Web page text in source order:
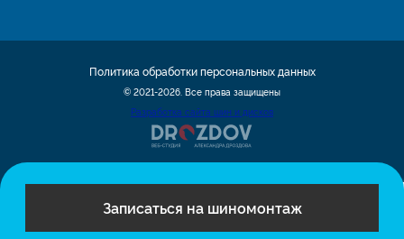
Записаться на шиномонтаж
© 2021-2026. Все права защищены
Разработка сайта шин и дисков
Политика обработки персональных данных